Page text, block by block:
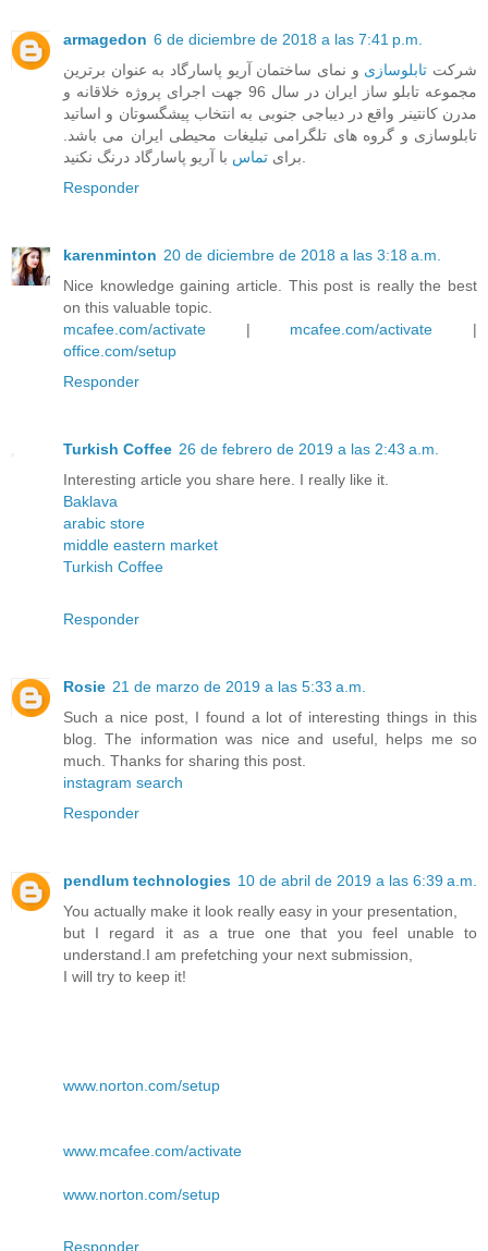
armagedon 6 de diciembre de 2018 a las 7:41 p.m.
شرکت تابلوسازی و نمای ساختمان آریو پاسارگاد به عنوان برترین
مجموعه تابلو ساز ایران در سال 96 جهت اجرای پروژه خلاقانه و
مدرن کانتینر واقع در دیباجی جنوبی به انتخاب پیشگسوتان و اساتید
تابلوسازی و گروه های تلگرامی تبلیغات محیطی ایران می باشد.
برای تماس
Responder
karenminton 20 de diciembre de 2018 a las 3:18 a.m.
Nice knowledge gaining article. This post is really the best
on this valuable topic.
mcafee.com/activate | mcafee.com/activate |
office.com/setup
Responder
Turkish Coffee 26 de febrero de 2019 a las 2:43 a.m.
Interesting article you share here. I really like it.
Baklava
arabic store
middle eastern market
Turkish Coffee
Responder
Rosie 21 de marzo de 2019 a las 5:33 a.m.
Such a nice post, I found a lot of interesting things in this
blog. The information was nice and useful, helps me so
much. Thanks for sharing this post.
instagram search
Responder
pendlum technologies 10 de abril de 2019 a las 6:39 a.m.
You actually make it look really easy in your presentation,
but I regard it as a true one that you feel unable to
understand.I am prefetching your next submission,
I will try to keep it!
www.norton.com/setup
www.mcafee.com/activate
www.norton.com/setup
Responder